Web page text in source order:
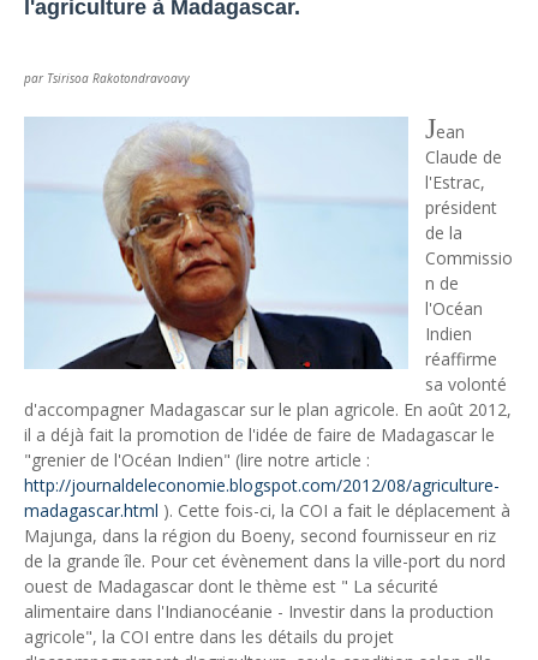
Unknown-May 22 2026
Tsirisoa Edition
Unknown-May 09 2026
Tourisme : l'Afrique fait le pari du luxe et de la durabilité
Unknown-May 03 2026
Economie : quand le roi dollar grince
Unknown-Apr 26 2026
Industrie musicale : zoom sur la stratégie de Céline Dion
Unknown -Apr 19 2026
Le cours de l'or au plus haut depuis juin 2026
Tsirisoa Edition-Aug 06 2026
Voaara Madagascar intègre Design Hotels. P. Kjellgren, son
Île Maurice : le tourisme reprend des couleurs
Unknown
-
Aug 03 2026
Véhicules électriques : BYD (Chine) signe 3 mois de
Tsirisoa Edition-Aug 01 2026
Canal+ : nouvelles dimensions et croissance après l'OPA
Tsirisoa Edition -Jul 29 2026
Gazoduc Afrique Atlantique : le projet prend forme
Unknown-Jul 25 2026
Fret : les dessous de l'ambition de CMA CGM avec
l'agriculture à Madagascar.
par Tsirisoa Rakotondravoavy
Jean
Claude de
l'Estrac,
président
de la
Commissio
n de
l'Océan
Indien
réaffirme
sa volonté
d'accompagner Madagascar sur le plan agricole. En août 2012,
il a déjà fait la promotion de l'idée de faire de Madagascar le
"grenier de l'Océan Indien" (lire notre article :
http://journaldeleconomie.blogspot.com/2012/08/agriculture-
madagascar.html ). Cette fois-ci, la COI a fait le déplacement à
Majunga, dans la région du Boeny, second fournisseur en riz
de la grande île. Pour cet évènement dans la ville-port du nord
ouest de Madagascar dont le thème est " La sécurité
alimentaire dans l'Indianocéanie - Investir dans la production
agricole", la COI entre dans les détails du projet